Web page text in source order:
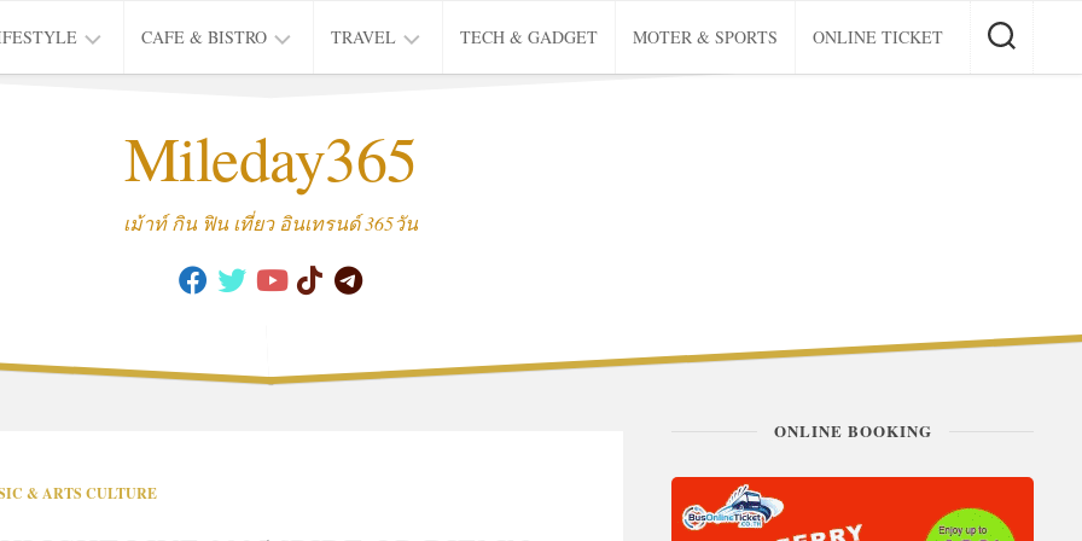
CAFE & BISTRO
CAFE
TRAVEL
THAI
TRIP
TECH & GADGET MOTER & SPORTS ONLINE TICKET
Mileday365
เม้าท์ กิน ฟิน เที่ยว อินเทรนด์ 365วัน
& ARTS CULTURE
ONLINE BOOKING